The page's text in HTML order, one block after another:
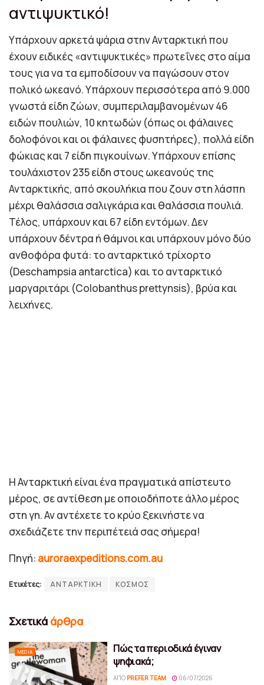
αντιψυκτικό!
Υπάρχουν αρκετά ψάρια στην Ανταρκτική που
έχουν ειδικές «αντιψυκτικές» πρωτεΐνες στο αίμα
τους για να τα εμποδίσουν να παγώσουν στον
πολικό ωκεανό. Υπάρχουν περισσότερα από 9.000
γνωστά είδη ζώων, συμπεριλαμβανομένων 46
ειδών πουλιών, 10 κητωδών (όπως οι φάλαινες
δολοφόνοι και οι φάλαινες φυσητήρες), πολλά είδη
φώκιας και 7 είδη πιγκουίνων. Υπάρχουν επίσης
τουλάχιστον 235 είδη στους ωκεανούς της
Ανταρκτικής, από σκουλήκια που ζουν στη λάσπη
μέχρι θαλάσσια σαλιγκάρια και θαλάσσια πουλιά.
Τέλος, υπάρχουν και 67 είδη εντόμων. Δεν
υπάρχουν δέντρα ή θάμνοι και υπάρχουν μόνο δύο
ανθοφόρα φυτά: το ανταρκτικό τρίχορτο
(Deschampsia antarctica) και το ανταρκτικό
μαργαριτάρι (Colobanthus prettynsis), βρύα και
λειχήνες.
Η Ανταρκτική είναι ένα πραγματικά απίστευτο
μέρος, σε αντίθεση με οποιοδήποτε άλλο μέρος
στη γη. Αν αντέχετε το κρύο ξεκινήστε να
σχεδιάζετε την περιπέτειά σας σήμερα!
Πηγή: auroraexpeditions.com.au
Ετικέτες: ΑΝΤΑΡΚΤΙΚΗ ΚΟΣΜΟΣ
Σχετικά άρθρα
MEDIA
Πώς τα περιοδικά έγιναν
ψηφιακά;
ΑΠΌ PREFER TEAM 06/07/2026